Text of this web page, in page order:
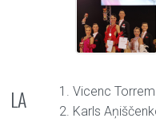
LA
1. Vicenc
2. Karls